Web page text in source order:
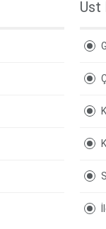
Ust